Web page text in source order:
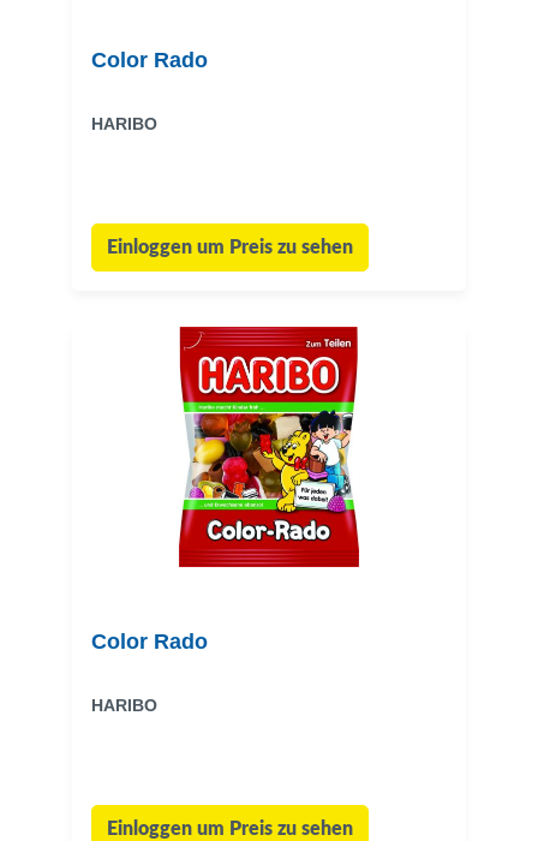
Color Rado
HARIBO
Einloggen um Preis zu sehen
Color Rado
HARIBO
Einloggen um Preis zu sehen